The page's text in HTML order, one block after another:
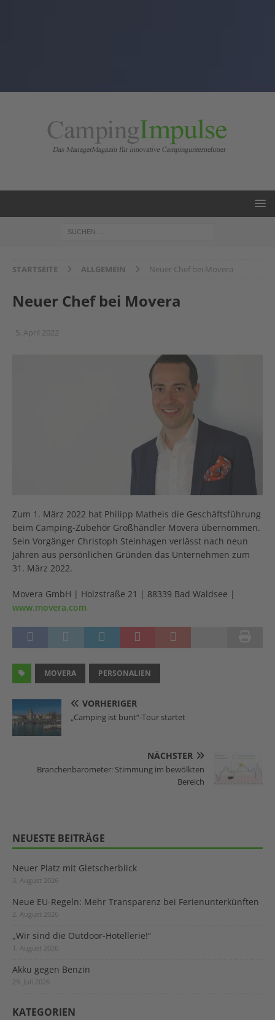
STARTSEITE ALLGEMEIN Neuer Chef bei Movera
Neuer Chef bei Movera
5. April 2022
Zum 1. März 2022 hat Philipp Matheis die Geschäftsführung
beim Camping-Zubehör Großhändler Movera übernommen.
Sein Vorgänger Christoph Steinhagen verlässt nach neun
Jahren aus persönlichen Gründen das Unternehmen zum
31. März 2022.
Movera GmbH | Holzstraße 21 | 88339 Bad Waldsee |
www.movera.com
MOVERA PERSONALIEN
VORHERIGER
„Camping ist bunt“-Tour startet
NÄCHSTER
Branchenbarometer: Stimmung im bewölkten
Bereich
NEUESTE BEITRÄGE
Neuer Platz mit Gletscherblick
3. August 2026
Neue EU-Regeln: Mehr Transparenz bei Ferienunterkünften
2. August 2026
„Wir sind die Outdoor-Hotellerie!“
1. August 2026
Akku gegen Benzin
29. Juli 2026
KATEGORIEN